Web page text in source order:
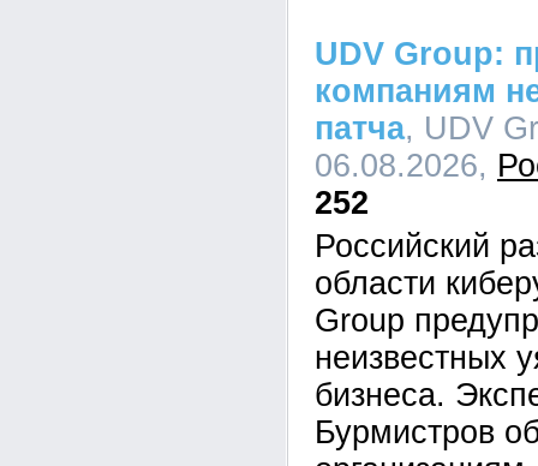
UDV Group:
компаниям
патча, UDV
06.08.2026,
252
Российский
области
Group
неизвестных
бизнеса.
Бурмистров